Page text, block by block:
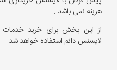
هزینه نمی باشد .
از این بخش برای خرید خدمات
لایسنس دائم استفاده خواهد شد.